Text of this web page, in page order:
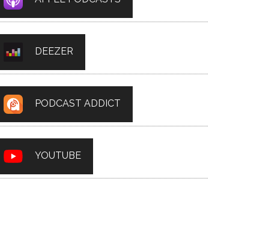
DEEZER
PODCAST ADDICT
YOUTUBE